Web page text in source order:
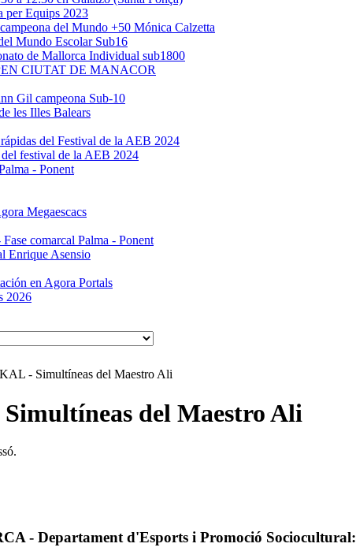
per Equips 2023
del Mundo +50 Mónica Calzetta
Mundo Escolar Sub16
de Mallorca Individual sub1800
CIUTAT DE MANACOR
Gil campeona Sub-10
les Illes Balears
del Festival de la AEB 2024
festival de la AEB 2024
- Ponent
Megaescacs
comarcal Palma - Ponent
Enrique Asensio
en Agora Portals
2026
- Simultíneas del Maestro Ali
del Maestro Ali
- Departament d'Esports i Promoció Sociocultural: